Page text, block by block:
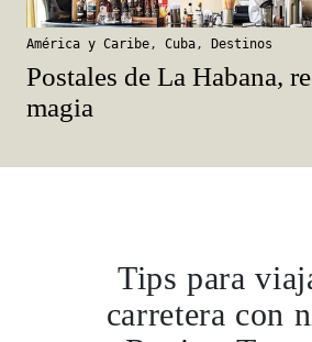
América y Caribe, Cuba, Destinos
Postales de La Habana,
magia
Tips para
carretera con